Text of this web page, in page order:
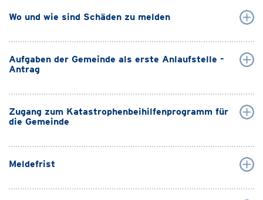
Wo und wie sind Schäden zu melden
Aufgaben der Gemeinde als erste Anlaufstelle -
Antrag
Zugang zum Katastrophenbeihilfenprogramm für
die Gemeinde
Meldefrist